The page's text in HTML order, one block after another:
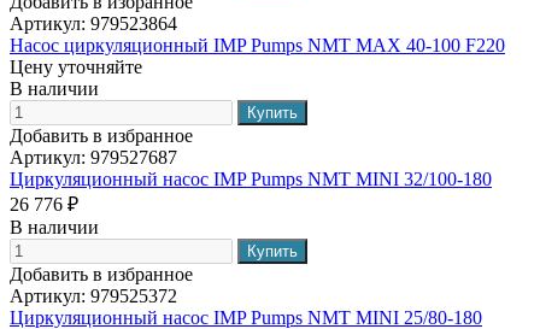
Артикул: 979523864
Насос циркуляционный IMP Pumps NMT MAX 40-100 F220
Цену уточняйте
В наличии
Добавить в избранное
Артикул: 979527687
Циркуляционный насос IMP Pumps NMT MINI 32/100-180
26 776 ₽
В наличии
Добавить в избранное
Артикул: 979525372
Циркуляционный насос IMP Pumps NMT MINI 25/80-180